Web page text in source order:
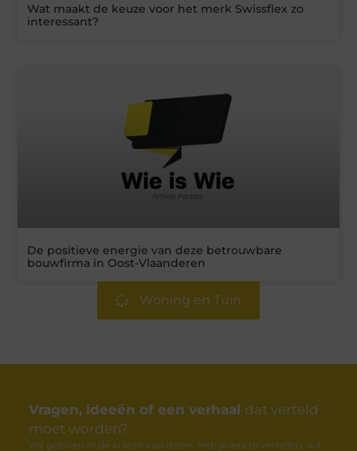
Wat maakt de keuze voor het merk Swissflex zo
interessant?
De positieve energie van deze betrouwbare
bouwfirma in Oost-Vlaanderen
Woning en Tuin
Vragen, ideeën of een verhaal dat verteld
moet worden?
Wij geloven in de kracht van delen. Heb je iets te vertellen, wil